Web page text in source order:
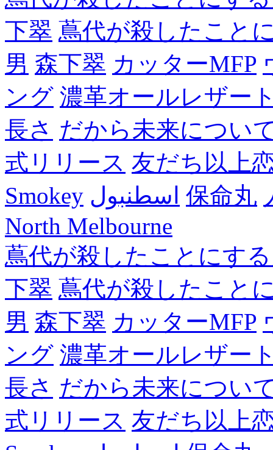
下翠 蔦代が殺したこと
男 森下翠 カッターMFP
ング 濃革オールレザー
長さ だから未来につい
式リリース 友だち以上
Smokey اسطنبول 保命丸
North Melbourne
蔦代が殺したことにす
下翠 蔦代が殺したこと
男 森下翠 カッターMFP
ング 濃革オールレザー
長さ だから未来につい
式リリース 友だち以上